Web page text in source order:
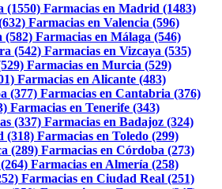
(1550) Farmacias en Madrid (1483)
Farmacias en Valencia (596)
(582) Farmacias en Málaga (546)
(542) Farmacias en Vizcaya (535)
Farmacias en Murcia (529)
Farmacias en Alicante (483)
(377) Farmacias en Cantabria (376)
Farmacias en Tenerife (343)
(337) Farmacias en Badajoz (324)
(318) Farmacias en Toledo (299)
(289) Farmacias en Córdoba (273)
Farmacias en Almería (258)
Farmacias en Ciudad Real (251)